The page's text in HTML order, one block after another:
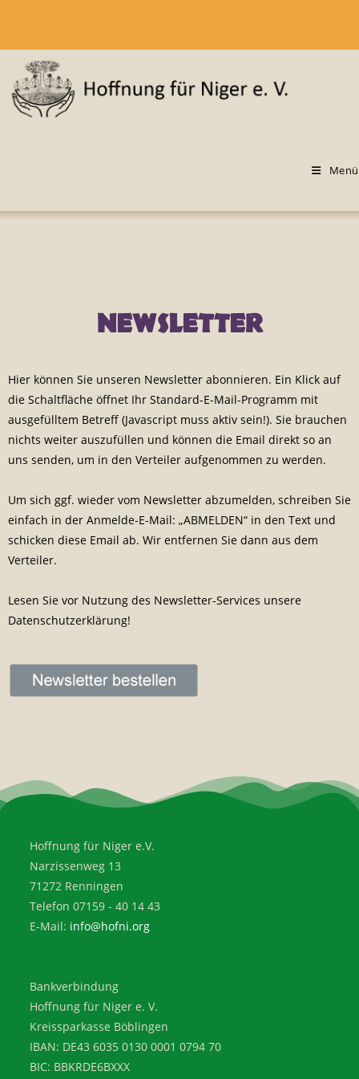
Menü
NEWSLETTER
Hier können Sie unseren Newsletter abonnieren. Ein Klick auf
die Schaltfläche öffnet Ihr Standard-E-Mail-Programm mit
ausgefülltem Betreff (Javascript muss aktiv sein!). Sie brauchen
nichts weiter auszufüllen und können die Email direkt so an
uns senden, um in den Verteiler aufgenommen zu werden.
Um sich ggf. wieder vom Newsletter abzumelden, schreiben Sie
einfach in der Anmelde-E-Mail: „ABMELDEN“ in den Text und
schicken diese Email ab. Wir entfernen Sie dann aus dem
Verteiler.
Lesen Sie vor Nutzung des Newsletter-Services unsere
Datenschutzerklärung!
Hoffnung für Niger e.V.
Narzissenweg 13
71272 Renningen
Telefon 07159 - 40 14 43
E-Mail: info@hofni.org
Bankverbindung
Hoffnung für Niger e. V.
Kreissparkasse Böblingen
IBAN: DE43 6035 0130 0001 0794 70
BIC: BBKRDE6BXXX